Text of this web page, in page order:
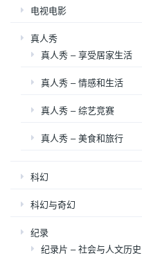
电视电影
真人秀
真人秀 – 享受居家生活
真人秀 – 情感和生活
真人秀 – 综艺竞赛
真人秀 – 美食和旅行
科幻
科幻与奇幻
纪录
纪录片 – 社会与人文历史